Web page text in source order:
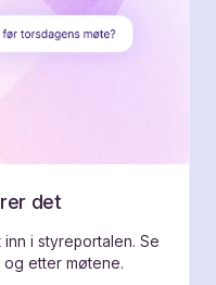
det
i styreportalen. Se
og etter møtene.